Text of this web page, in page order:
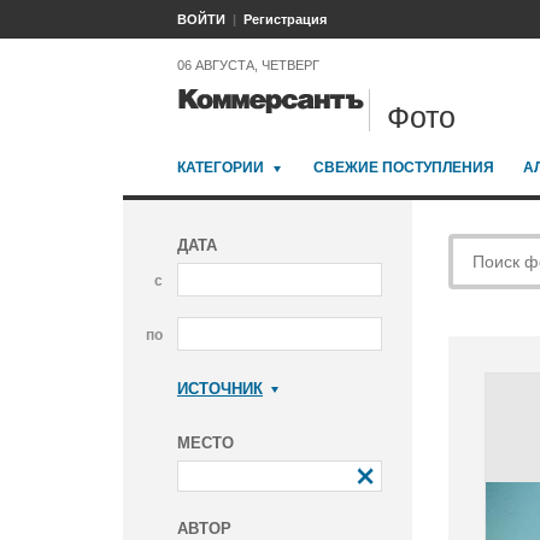
ВОЙТИ Регистрация
06 АВГУСТА, ЧЕТВЕРГ
Фото
КАТЕГОРИИ СВЕЖИЕ ПОСТУПЛЕНИЯ
ДАТА
с
по
ИСТОЧНИК
МЕСТО
АВТОР